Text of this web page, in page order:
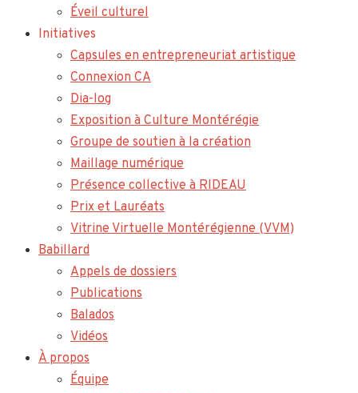
Éveil culturel
Initiatives
Capsules en entrepreneuriat artistique
Connexion CA
Dia-log
Exposition à Culture Montérégie
Groupe de soutien à la création
Maillage numérique
Présence collective à RIDEAU
Prix et Lauréats
Vitrine Virtuelle Montérégienne (VVM)
Babillard
Appels de dossiers
Publications
Balados
Vidéos
À propos
Équipe